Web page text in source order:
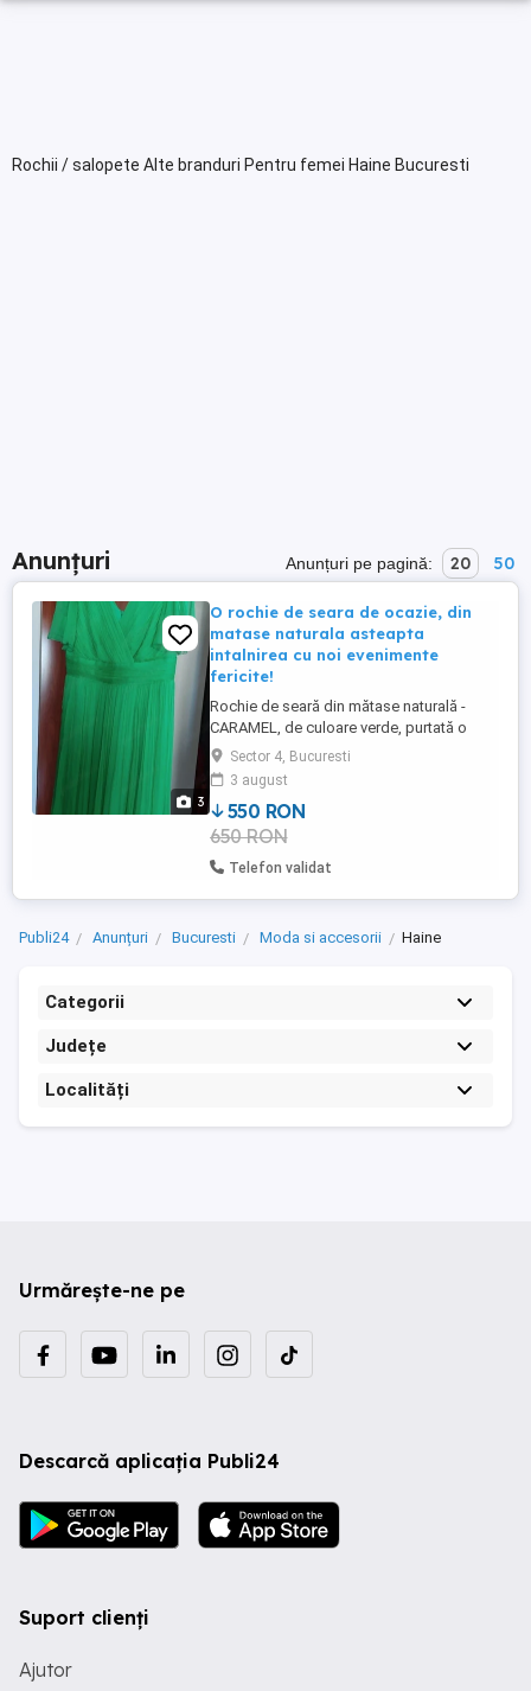
Rochii / salopete Alte branduri Pentru femei Haine Bucuresti
Anunțuri Anunțuri pe pagină: 20 50
3
O rochie de seara de ocazie, din
matase naturala asteapta
intalnirea cu noi evenimente
fericite!
Rochie de seară din mătase naturală -
CARAMEL, de culoare verde, purtată o
singură dată! Rochia este de calitate
foarte bună! Marime: XL 42 14; Material
Mătase Culoare Verde; Brand - Caramel;
Stare: Foarte bună;
Sector 4, Bucuresti
3 august
550 RON
650 RON
Telefon validat
Publi24 Anunțuri Bucuresti Moda si accesorii Haine
Categorii
Județe
Localități
Urmărește-ne pe
Descarcă aplicația Publi24
Suport clienți
Ajutor